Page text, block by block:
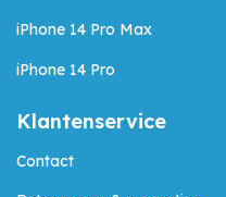
iPhone 14 Pro Max
iPhone 14 Pro
Klantenservice
Contact